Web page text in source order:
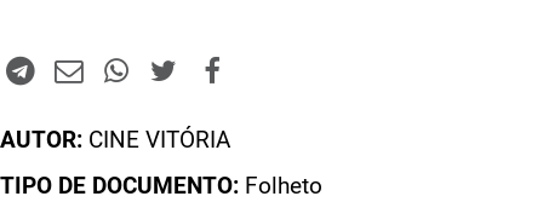
AUTOR: CINE VITÓRIA
TIPO DE DOCUMENTO: Folheto